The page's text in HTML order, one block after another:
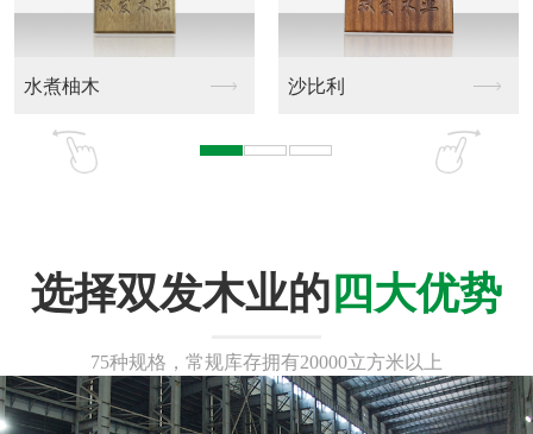
水煮柚木 沙比利
选择双发木业的 四大优势
75种规格，常规库存拥有20000立方米以上